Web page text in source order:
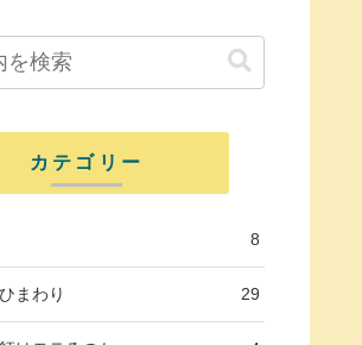
カテゴリー
8
まわり 29